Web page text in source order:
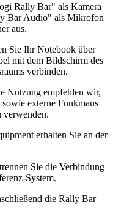
Rally Bar" als Kamera
Bar Audio" als Mikrofon
aus.
Sie Ihr Notebook über
mit dem Bildschirm des
verbinden.
Nutzung empfehlen wir,
externe Funkmaus
verwenden.
erhalten Sie an der
Sie die Verbindung
System.
die Rally Bar